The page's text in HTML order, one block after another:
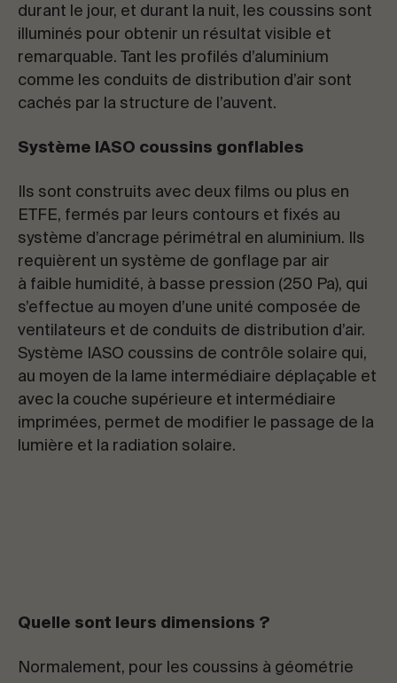
durant le jour, et durant la nuit, les coussins sont
illuminés pour obtenir un résultat visible et
remarquable. Tant les profilés d’aluminium
comme les conduits de distribution d’air sont
cachés par la structure de l’auvent.
Système IASO coussins gonflables
Ils sont construits avec deux films ou plus en
ETFE, fermés par leurs contours et fixés au
système d’ancrage périmétral en aluminium. Ils
requièrent un système de gonflage par air
à faible humidité, à basse pression (250 Pa), qui
s’effectue au moyen d’une unité composée de
ventilateurs et de conduits de distribution d’air.
Système IASO coussins de contrôle solaire qui,
au moyen de la lame intermédiaire déplaçable et
avec la couche supérieure et intermédiaire
imprimées, permet de modifier le passage de la
lumière et la radiation solaire.
Quelle sont leurs dimensions ?
Normalement, pour les coussins à géométrie